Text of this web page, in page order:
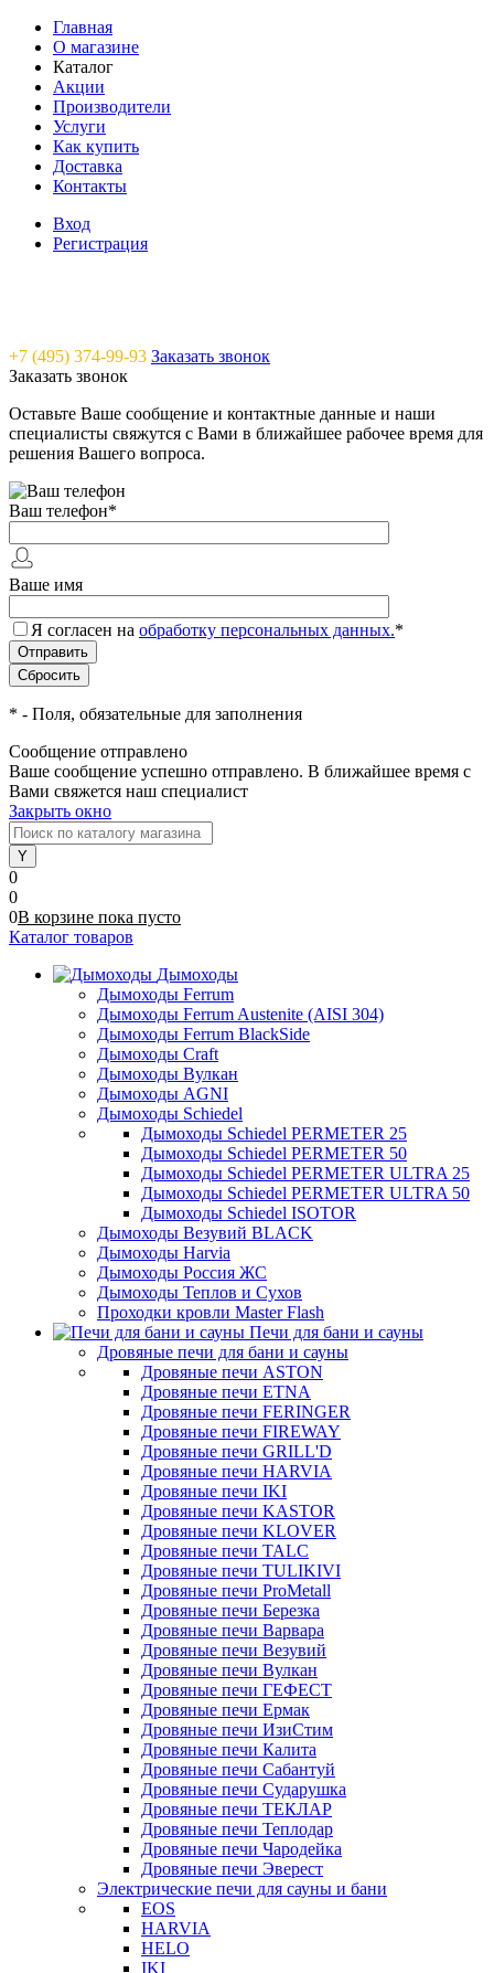
Главная
О магазине
Каталог
Акции
Производители
Услуги
Как купить
Доставка
Контакты
Вход
Регистрация
+7 (495) 374-99-93 Заказать звонок
Заказать звонок
Оставьте Ваше сообщение и контактные данные и наши
специалисты свяжутся с Вами в ближайшее рабочее время для
решения Вашего вопроса.
Ваш телефон*
Ваше имя
Я согласен на обработку персональных данных.*
* - Поля, обязательные для заполнения
Сообщение отправлено
Ваше сообщение успешно отправлено. В ближайшее время с
Вами свяжется наш специалист
Закрыть окно
0
0
0В корзине пока пусто
Каталог товаров
Дымоходы
Дымоходы Ferrum
Дымоходы Ferrum Austenite (AISI 304)
Дымоходы Ferrum BlackSide
Дымоходы Craft
Дымоходы Вулкан
Дымоходы AGNI
Дымоходы Schiedel
Дымоходы Schiedel PERMETER 25
Дымоходы Schiedel PERMETER 50
Дымоходы Schiedel PERMETER ULTRA 25
Дымоходы Schiedel PERMETER ULTRA 50
Дымоходы Schiedel ISOTOR
Дымоходы Везувий BLACK
Дымоходы Harvia
Дымоходы Россия ЖС
Дымоходы Теплов и Сухов
Проходки кровли Master Flash
Печи для бани и сауны
Дровяные печи для бани и сауны
Дровяные печи ASTON
Дровяные печи ETNA
Дровяные печи FERINGER
Дровяные печи FIREWAY
Дровяные печи GRILL'D
Дровяные печи HARVIA
Дровяные печи IKI
Дровяные печи KASTOR
Дровяные печи KLOVER
Дровяные печи TALC
Дровяные печи TULIKIVI
Дровяные печи ProMetall
Дровяные печи Березка
Дровяные печи Варвара
Дровяные печи Везувий
Дровяные печи Вулкан
Дровяные печи ГЕФЕСТ
Дровяные печи Ермак
Дровяные печи ИзиСтим
Дровяные печи Калита
Дровяные печи Сабантуй
Дровяные печи Сударушка
Дровяные печи ТЕКЛАР
Дровяные печи Теплодар
Дровяные печи Чародейка
Дровяные печи Эверест
Электрические печи для сауны и бани
EOS
HARVIA
HELO
IKI